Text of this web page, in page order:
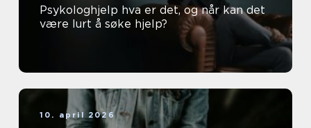
Psykologhjelp hva er det, og når kan det
være lurt å søke hjelp?
10. april 2026